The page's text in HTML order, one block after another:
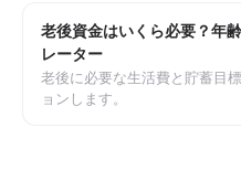
老後資金はいくら必要？年
レーター
老後に必要な生活費と貯蓄目
ョンします。